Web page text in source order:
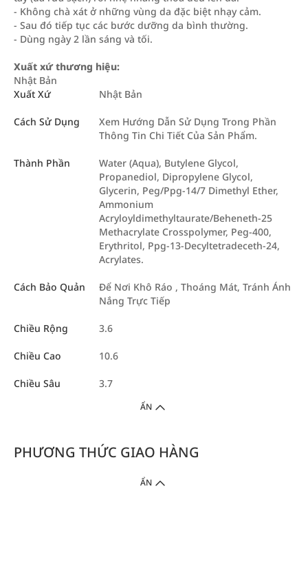
- Không chà xát ở những vùng da đặc biệt nhạy cảm.
- Sau đó tiếp tục các bước dưỡng da bình thường.
- Dùng ngày 2 lần sáng và tối.
Xuất xứ thương hiệu:
Nhật Bản
Xuất Xứ
Nhật Bản
Cách Sử Dụng
Xem Hướng Dẫn Sử Dụng Trong Phần
Thông Tin Chi Tiết Của Sản Phẩm.
Thành Phần
Water (Aqua), Butylene Glycol,
Propanediol, Dipropylene Glycol,
Glycerin, Peg/Ppg-14/7 Dimethyl Ether,
Ammonium
Acryloyldimethyltaurate/Beheneth-25
Methacrylate Crosspolymer, Peg-400,
Erythritol, Ppg-13-Decyltetradeceth-24,
Acrylates.
Cách Bảo Quản
Để Nơi Khô Ráo , Thoáng Mát, Tránh Ánh
Nắng Trực Tiếp
Chiều Rộng 3.6
Chiều Cao 10.6
Chiều Sâu 3.7
ẨN
PHƯƠNG THỨC GIAO HÀNG
ẨN